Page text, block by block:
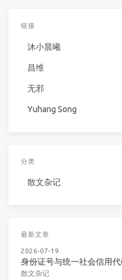
链接
沐小晨曦
昌维
无邪
Yuhang Song
分类
散文杂记
最新文章
2026-07-19
身份证号与统一社会信用
散文杂记